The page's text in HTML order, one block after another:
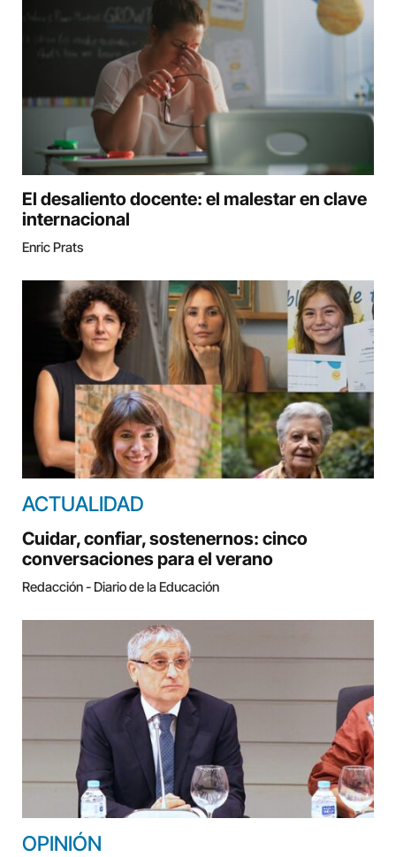
El desaliento docente: el malestar en clave
internacional
Enric Prats
ACTUALIDAD
Cuidar, confiar, sostenernos: cinco
conversaciones para el verano
Redacción - Diario de la Educación
OPINIÓN